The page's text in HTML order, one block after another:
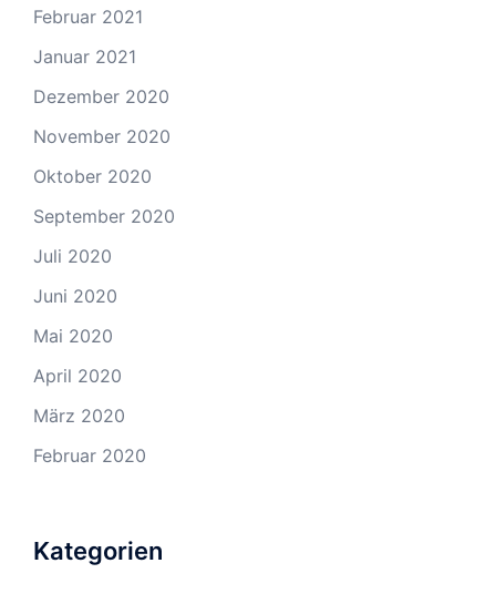
Februar 2021
Januar 2021
Dezember 2020
November 2020
Oktober 2020
September 2020
Juli 2020
Juni 2020
Mai 2020
April 2020
März 2020
Februar 2020
Kategorien